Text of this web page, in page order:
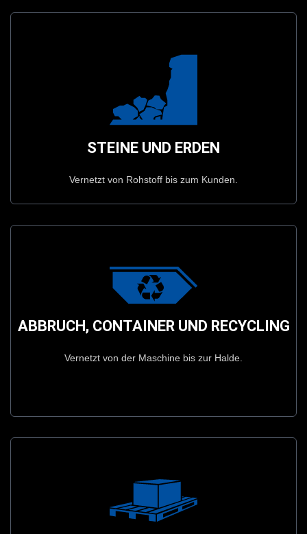
STEINE UND ERDEN
Vernetzt von Rohstoff bis zum Kunden.
STEINE UND ERDEN
Vernetzt von Rohstoff bis zum Kunden.
Prospekt Anschauen
ABBRUCH, CONTAINER UND RECYCLING
Vernetzt von der Maschine bis zur Halde.
ABBRUCH, CONTAINER UND RECYCLING
Vernetzt von der Maschine bis zur Halde.
Prospekt Anschauen
Vernetzt im Bereich Fertigbauteile und Gala.
Prospekt Anschauen